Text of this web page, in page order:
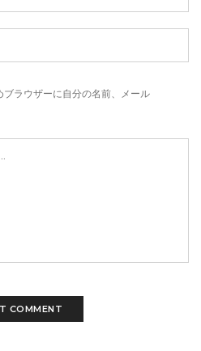
ラウザーに自分の名前、メール